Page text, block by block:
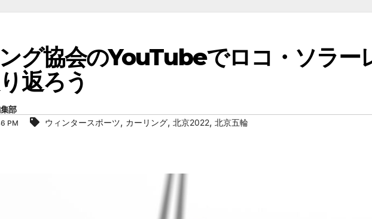
グ協会のYouTubeでロコ・ソラー
返ろう
部
PM ウィンタースポーツ, カーリング, 北京2022, 北京五輪